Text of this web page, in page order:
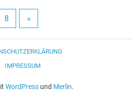
8 »
IMPRESSUM
WordPressund Merlin.